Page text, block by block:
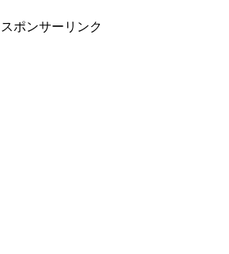
スポンサーリンク